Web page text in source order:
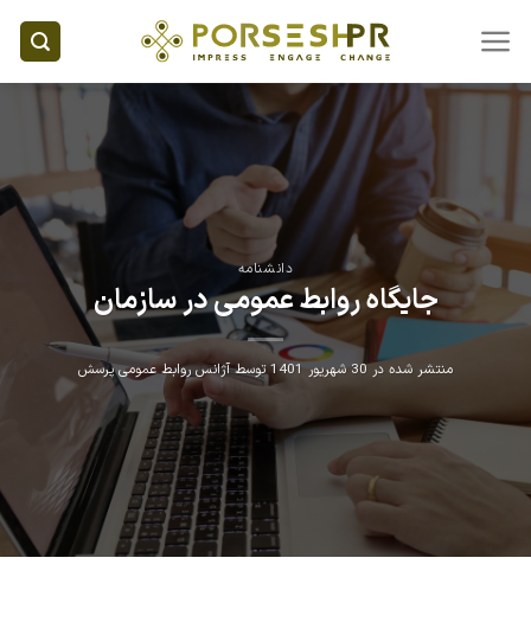
content
دانشنامه
جایگاه روابط عمومی در سازمان
منتشر شده در30 شهریور 1401 توسطآژانس روابط عمومی پرسش